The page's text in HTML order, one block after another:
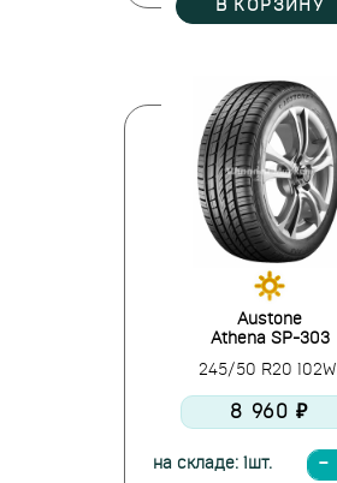
В КОРЗИНУ
Austone
Athena SP-303
245/50 R20 102W
8 960 ₽
на складе: 1шт.